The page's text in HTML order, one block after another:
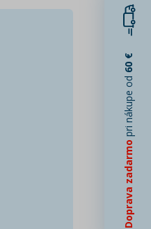
Doprava zadarmo
pri nákupe od
60 €